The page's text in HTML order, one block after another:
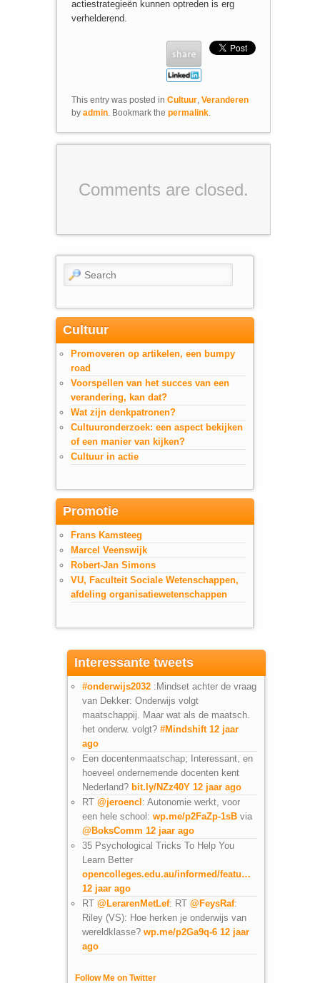
actiestrategieën kunnen optreden is erg
verhelderend.
This entry was posted in Cultuur, Veranderen
by admin. Bookmark the permalink.
Comments are closed.
Search
Cultuur
Promoveren op artikelen, een bumpy
road
Voorspellen van het succes van een
verandering, kan dat?
Wat zijn denkpatronen?
Cultuuronderzoek: een aspect bekijken
of een manier van kijken?
Cultuur in actie
Promotie
Frans Kamsteeg
Marcel Veenswijk
Robert-Jan Simons
VU, Faculteit Sociale Wetenschappen,
afdeling organisatiewetenschappen
Interessante tweets
#onderwijs2032 :Mindset achter de vraag
van Dekker: Onderwijs volgt
maatschappij. Maar wat als de maatsch.
het onderw. volgt? #Mindshift 12 jaar
ago
Een docentenmaatschap; Interessant, en
hoeveel ondernemende docenten kent
Nederland? bit.ly/NZz40Y 12 jaar ago
RT @jeroencl: Autonomie werkt, voor
een hele school: wp.me/p2FaZp-1sB via
@BoksComm 12 jaar ago
35 Psychological Tricks To Help You
Learn Better
opencolleges.edu.au/informed/featu…
12 jaar ago
RT @LerarenMetLef: RT @FeysRaf:
Riley (VS): Hoe herken je onderwijs van
wereldklasse? wp.me/p2Ga9q-6 12 jaar
ago
Follow Me on Twitter